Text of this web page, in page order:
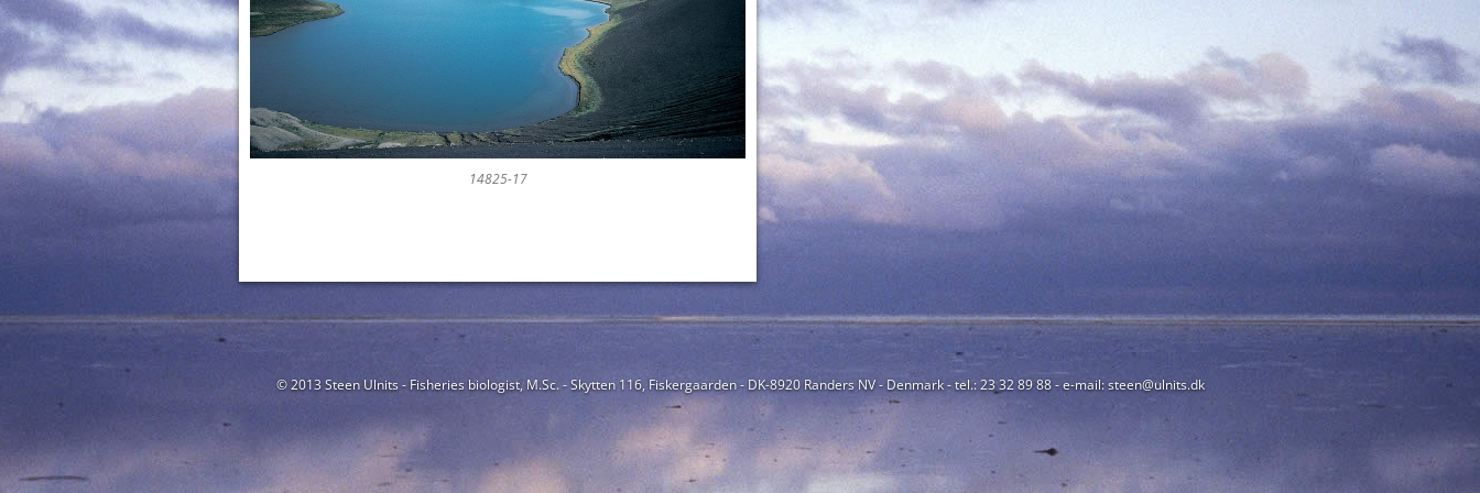
14825-17
© 2013 Steen Ulnits - Fisheries biologist, M.Sc. - Skytten 116, Fiskergaarden - DK-8920 Randers NV - Denmark - tel.: 23 32 89 88 - e-mail: steen@ulnits.dk